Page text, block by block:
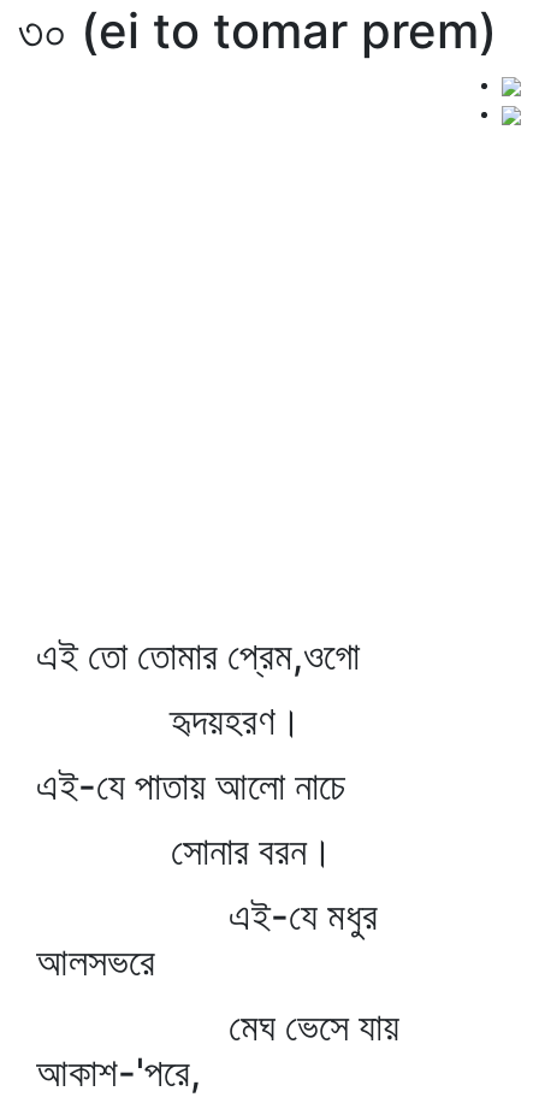
৩০ (ei to tomar prem)
এই তো তোমার প্রেম,ওগো
হৃদয়হরণ।
এই-যে পাতায় আলো নাচে
সোনার বরন।
এই-যে মধুর
আলসভরে
মেঘ ভেসে যায়
আকাশ-'পরে,